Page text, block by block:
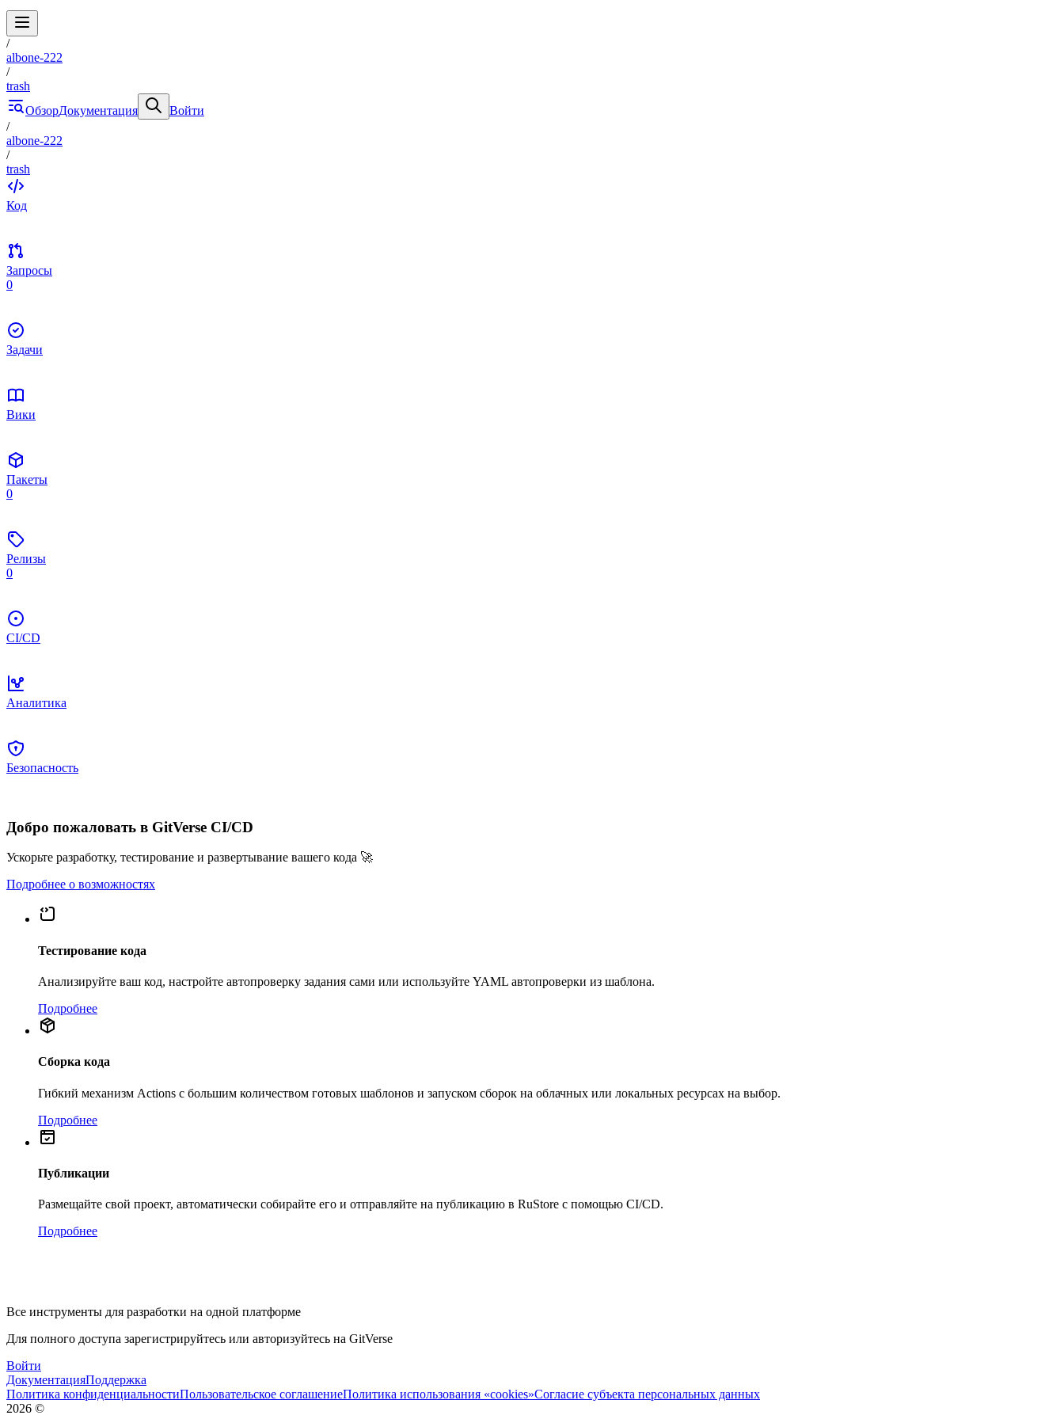
/
albone-222
/
trash
ОбзорДокументация
Войти
/
albone-222
/
trash
Код
Запросы
0
Задачи
Вики
Пакеты
0
Релизы
0
CI/CD
Аналитика
Безопасность
Добро пожаловать в GitVerse CI/CD
Ускорьте разработку, тестирование и развертывание вашего кода 🚀
Подробнее о возможностях
Тестирование кода
Анализируйте ваш код, настройте автопроверку задания сами или используйте YAML автопроверки из шаблона.
Подробнее
Сборка кода
Гибкий механизм Actions с большим количеством готовых шаблонов и запуском сборок на облачных или локальных ресурсах на выбор.
Подробнее
Публикации
Размещайте свой проект, автоматически собирайте его и отправляйте на публикацию в RuStore с помощью CI/CD.
Подробнее
Все инструменты для разработки на одной платформе
Для полного доступа зарегистрируйтесь или авторизуйтесь на GitVerse
Войти
ДокументацияПоддержка
Политика конфиденциальностиПользовательское соглашениеПолитика использования «cookies»Согласие субъекта персональных данных
2026 ©